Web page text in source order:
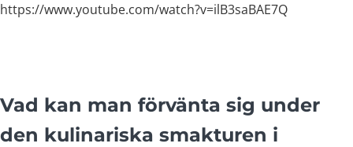
https://www.youtube.com/watch?v=ilB3saBAE7Q
Vad kan man förvänta sig under
den kulinariska smakturen i